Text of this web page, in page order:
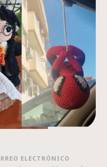
ELECTRÓNICO